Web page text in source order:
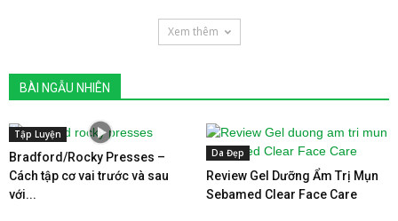
Xem thêm
BÀI NGẪU NHIÊN
Tập Luyện
Bradford/Rocky Presses –
Cách tập cơ vai trước và sau
với...
Da Đẹp
Review Gel Dưỡng Ẩm Trị Mụn
Sebamed Clear Face Care